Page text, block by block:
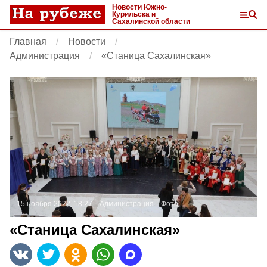
Новости Южно-
Курильска и
Сахалинской области
Главная
Новости
Администрация
«Станица Сахалинская»
15 ноября 2022, 18:27 Администрация Фото:
«Станица Сахалинская»